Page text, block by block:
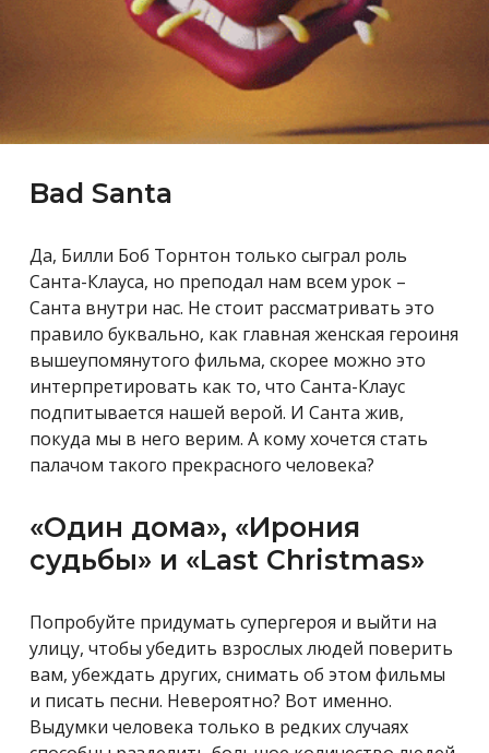
Bad Santa
Да, Билли Боб Торнтон только сыграл роль
Санта-Клауса, но преподал нам всем урок –
Санта внутри нас. Не стоит рассматривать это
правило буквально, как главная женская героиня
вышеупомянутого фильма, скорее можно это
интерпретировать как то, что Санта-Клаус
подпитывается нашей верой. И Санта жив,
покуда мы в него верим. А кому хочется стать
палачом такого прекрасного человека?
«Один дома», «Ирония
судьбы» и «Last Christmas»
Попробуйте придумать супергероя и выйти на
улицу, чтобы убедить взрослых людей поверить
вам, убеждать других, снимать об этом фильмы
и писать песни. Невероятно? Вот именно.
Выдумки человека только в редких случаях